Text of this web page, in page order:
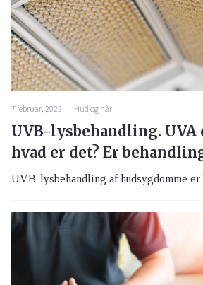
7 februar, 2022 Hud og hår
UVB-lysbehandling. UVA
hvad er det? Er
UVB-lysbehandling af hudsygdomme er